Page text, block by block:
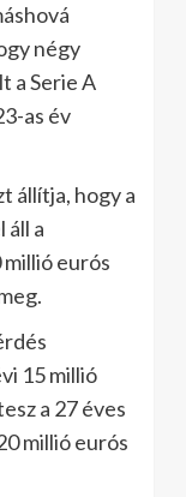
négy
a Serie A
as év
állítja, hogy a
áll a
eurós
15 millió
a 27 éves
millió eurós